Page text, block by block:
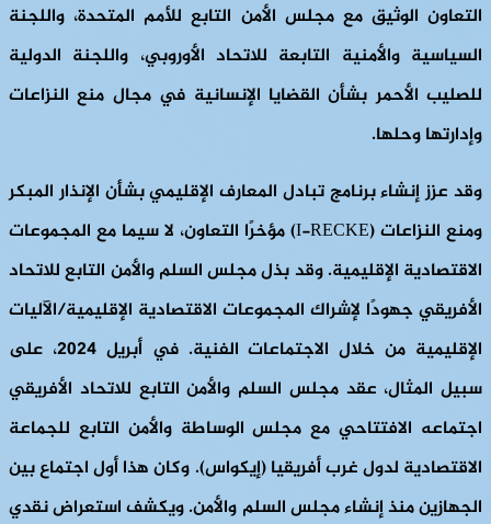
التعاون الوثيق مع مجلس الأمن التابع للأمم المتحدة، واللجنة
السياسية والأمنية التابعة للاتحاد الأوروبي، واللجنة الدولية
للصليب الأحمر بشأن القضايا الإنسانية في مجال منع النزاعات
وإدارتها وحلها.
وقد عزز إنشاء برنامج تبادل المعارف الإقليمي بشأن الإنذار المبكر
ومنع النزاعات (I-RECKE) مؤخرًا التعاون، لا سيما مع المجموعات
الاقتصادية الإقليمية. وقد بذل مجلس السلم والأمن التابع للاتحاد
الأفريقي جهودًا لإشراك المجموعات الاقتصادية الإقليمية/الآليات
الإقليمية من خلال الاجتماعات الفنية. في أبريل 2024، على
سبيل المثال، عقد مجلس السلم والأمن التابع للاتحاد الأفريقي
اجتماعه الافتتاحي مع مجلس الوساطة والأمن التابع للجماعة
الاقتصادية لدول غرب أفريقيا (إيكواس). وكان هذا أول اجتماع بين
الجهازين منذ إنشاء مجلس السلم والأمن. ويكشف استعراض نقدي